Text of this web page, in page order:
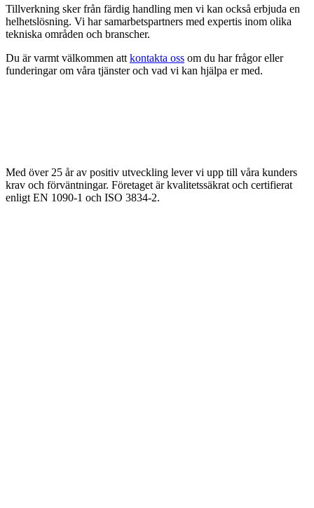
Tillverkning sker från färdig handling men vi kan också erbjuda en
helhetslösning. Vi har samarbetspartners med expertis inom olika
tekniska områden och branscher.
Du är varmt välkommen att kontakta oss om du har frågor eller
funderingar om våra tjänster och vad vi kan hjälpa er med.
Med över 25 år av positiv utveckling lever vi upp till våra kunders
krav och förväntningar. Företaget är kvalitetssäkrat och certifierat
enligt EN 1090-1 och ISO 3834-2.